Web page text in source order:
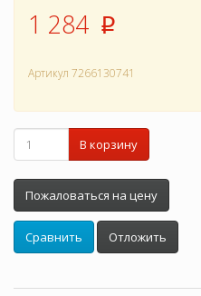
1 284 p
Артикул 7266130741
В корзину
Пожаловаться на цену
Сравнить Отложить